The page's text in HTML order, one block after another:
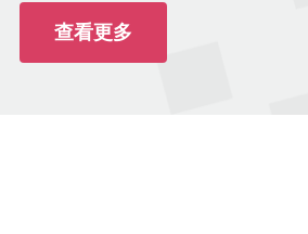
查看更多